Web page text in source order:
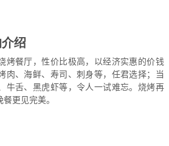
绍
烤餐厅，性价比极高，以经济实惠的价钱
肉、海鲜、寿司、刺身等，任君选择；当
牛舌、黑虎虾等，令人一试难忘。烧烤再
更见完美。